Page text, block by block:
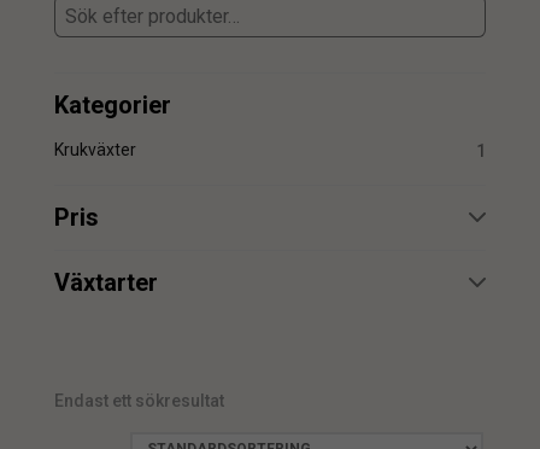
Kategorier
Krukväxter 1
Pris
min.
min.
Växtarter
Endast ett sökresultat